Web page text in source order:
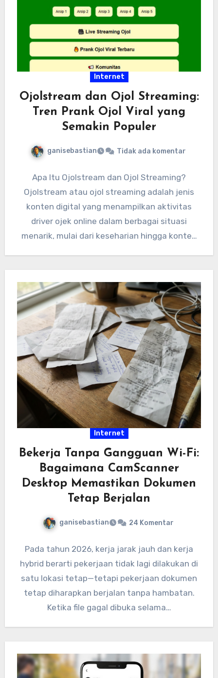
Internet
Ojolstream dan Ojol Streaming:
Tren Prank Ojol Viral yang
Semakin Populer
ganisebastian Tidak ada komentar
Apa Itu Ojolstream dan Ojol Streaming?
Ojolstream atau ojol streaming adalah jenis
konten digital yang menampilkan aktivitas
driver ojek online dalam berbagai situasi
menarik, mulai dari keseharian hingga konten
Internet
Bekerja Tanpa Gangguan Wi-Fi:
Bagaimana CamScanner
Desktop Memastikan Dokumen
Tetap Berjalan
ganisebastian 24 Komentar
Pada tahun 2026, kerja jarak jauh dan kerja
hybrid berarti pekerjaan tidak lagi dilakukan di
satu lokasi tetap—tetapi pekerjaan dokumen
tetap diharapkan berjalan tanpa hambatan.
Ketika file gagal dibuka selama…